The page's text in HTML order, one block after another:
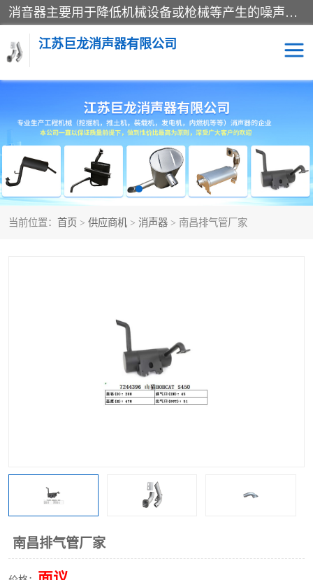
消音器主要用于降低机械设备或枪械等产生的噪声。它通过阻尼或增加排气面积来降低排气速度和功率，从而降低噪声。常见的消音器类型包括阻性消声器、抗性消声器、共振消声器以及阻抗复合式消声器等。这些消音器各有特点，适用于不同频率的噪声消除。
江苏巨龙消声器有限公司
当前位置： 首页 > 供应商机 > 消声器 > 南昌排气管厂家
南昌排气管厂家
消声器